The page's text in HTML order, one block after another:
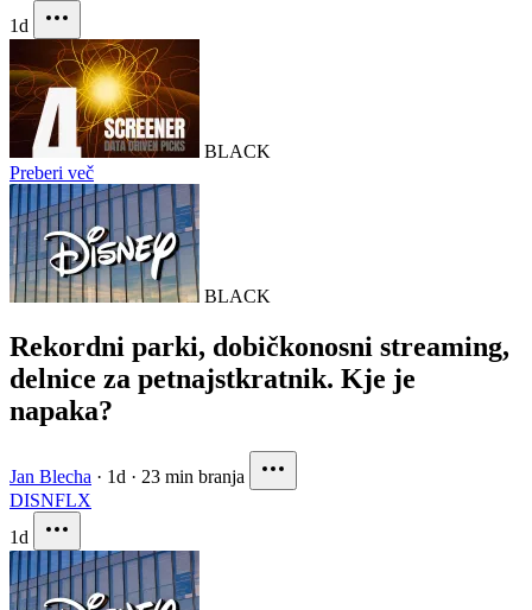
1d
BLACK
Preberi več
BLACK
Rekordni parki, dobičkonosni streaming,
delnice za petnajstkratnik. Kje je
napaka?
Jan Blecha · 1d · 23 min branja
DISNFLX
1d